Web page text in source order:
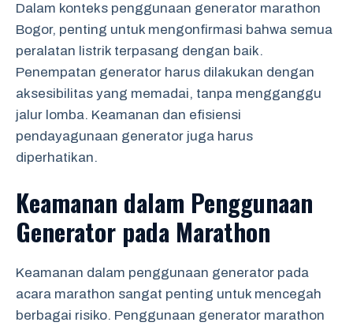
Dalam konteks penggunaan generator marathon
Bogor, penting untuk mengonfirmasi bahwa semua
peralatan listrik terpasang dengan baik.
Penempatan generator harus dilakukan dengan
aksesibilitas yang memadai, tanpa mengganggu
jalur lomba. Keamanan dan efisiensi
pendayagunaan generator juga harus
diperhatikan.
Keamanan dalam Penggunaan
Generator pada Marathon
Keamanan dalam penggunaan generator pada
acara marathon sangat penting untuk mencegah
berbagai risiko. Penggunaan generator marathon